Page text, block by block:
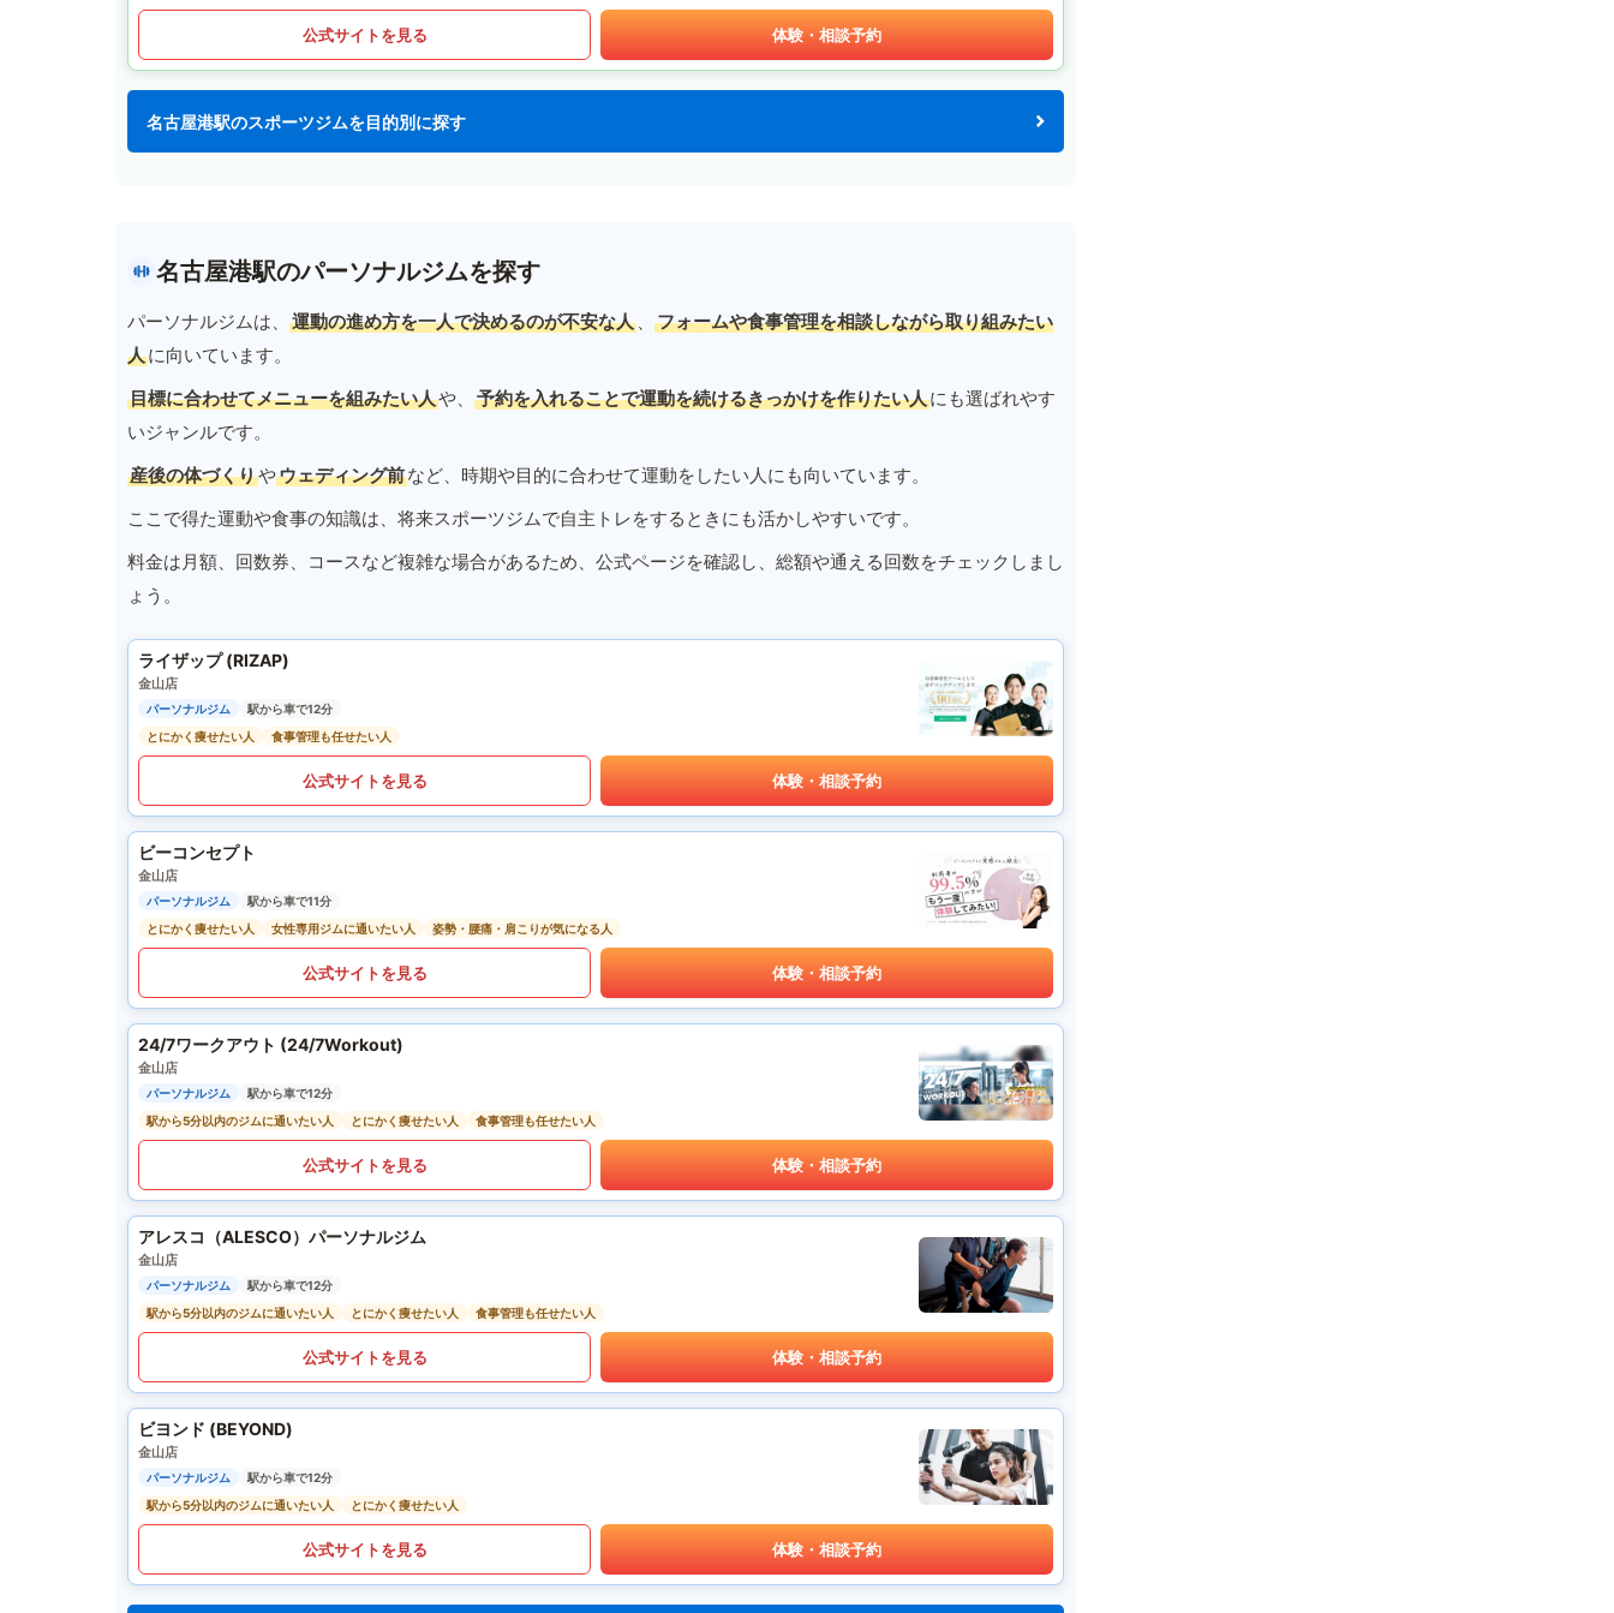
公式サイトを見る 体験・相談予約
名古屋港駅のスポーツジムを目的別に探す
名古屋港駅のパーソナルジムを探す
パーソナルジムは、 運動の進め方を一人で決めるのが不安な人 、
フォームや食事管理を相談しながら取り組みたい
人に向いています。
目標に合わせてメニューを組みたい人や、 予約を入れることで運動を続けるきっかけを作りたい人にも選ばれやす
いジャンルです。
産後の体づくりやウェディング前など、時期や目的に合わせて運動をしたい人にも向いています。
ここで得た運動や食事の知識は、将来スポーツジムで自主トレをするときにも活かしやすいです。
料金は月額、回数券、コースなど複雑な場合があるため、公式ページを確認し、総額や通える回数をチェックしまし
ょう。
ライザップ (RIZAP)
金山店
パーソナルジム
駅から車で12分
とにかく痩せたい人
食事管理も任せたい人
公式サイトを見る 体験・相談予約
ビーコンセプト
金山店
パーソナルジム
駅から車で11分
とにかく痩せたい人
女性専用ジムに通いたい人 姿勢・腰痛・肩こりが気になる人
公式サイトを見る 体験・相談予約
24/7ワークアウト (24/7Workout)
金山店
パーソナルジム
駅から車で12分
駅から5分以内のジムに通いたい人
とにかく痩せたい人 食事管理も任せたい人
公式サイトを見る 体験・相談予約
アレスコ（ALESCO）パーソナルジム
金山店
パーソナルジム
駅から車で12分
駅から5分以内のジムに通いたい人
とにかく痩せたい人 食事管理も任せたい人
公式サイトを見る 体験・相談予約
ビヨンド (BEYOND)
金山店
パーソナルジム
駅から車で12分
駅から5分以内のジムに通いたい人
とにかく痩せたい人
公式サイトを見る 体験・相談予約